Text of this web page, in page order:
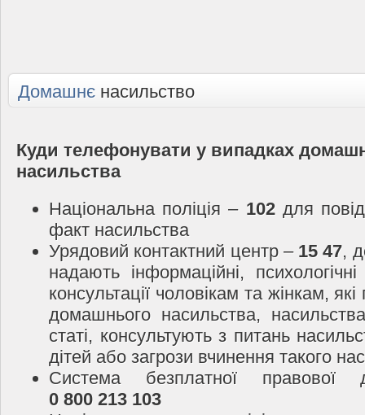
Домашнє насильство
Куди телефонувати у випадках
насильства
Національна поліція – 102для
факт насильства
Урядовий контактний центр – 15 47,
надають інформаційні,
консультації чоловікам та жінкам, які
домашнього насильства,
статі, консультують з питань
дітей або загрози вчинення такого
Система безплатної правової
0 800 213 103